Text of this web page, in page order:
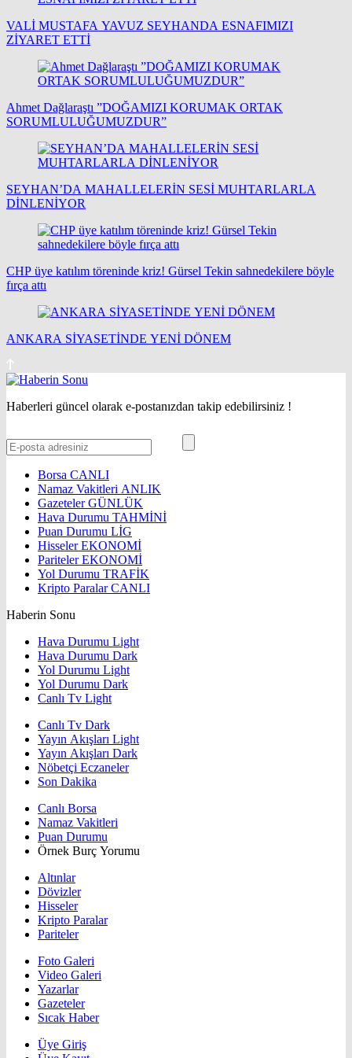
VALİ MUSTAFA YAVUZ SEYHANDA ESNAFIMIZI
ZİYARET ETTİ
Ahmet Dağlaraştı ”DOĞAMIZI KORUMAK ORTAK
SORUMLULUĞUMUZDUR”
SEYHAN’DA MAHALLELERİN SESİ MUHTARLARLA
DİNLENİYOR
CHP üye katılım töreninde kriz! Gürsel Tekin sahnedekilere böyle
fırça attı
ANKARA SİYASETİNDE YENİ DÖNEM
Haberleri güncel olarak e-postanızdan takip edebilirsiniz !
Borsa CANLI
Namaz Vakitleri ANLIK
GazetelerGÜNLÜK
Hava Durumu TAHMİNİ
Puan Durumu LİG
HisselerEKONOMİ
ParitelerEKONOMİ
Yol Durumu TRAFİK
Kripto ParalarCANLI
Haberin Sonu
Hava Durumu Light
Hava Durumu Dark
Yol Durumu Light
Yol Durumu Dark
Canlı Tv Light
Canlı Tv Dark
Yayın Akışları Light
Yayın Akışları Dark
Nöbetçi Eczaneler
Son Dakika
Canlı Borsa
Namaz Vakitleri
Puan Durumu
Örnek Burç Yorumu
Altınlar
Dövizler
Hisseler
Kripto Paralar
Pariteler
Foto Galeri
Video Galeri
Yazarlar
Gazeteler
Sıcak Haber
Üye Giriş